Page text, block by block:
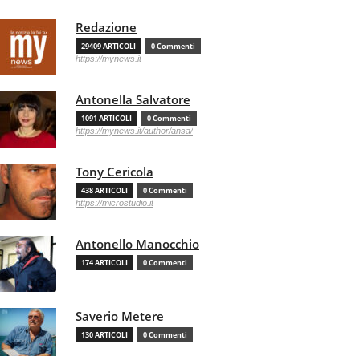
Redazione
29409 ARTICOLI 0 Commenti
https://mynews.it
Antonella Salvatore
1091 ARTICOLI 0 Commenti
https://mynews.it/author/ansa/
Tony Cericola
438 ARTICOLI 0 Commenti
https://microstudio.it
Antonello Manocchio
174 ARTICOLI 0 Commenti
Saverio Metere
130 ARTICOLI 0 Commenti